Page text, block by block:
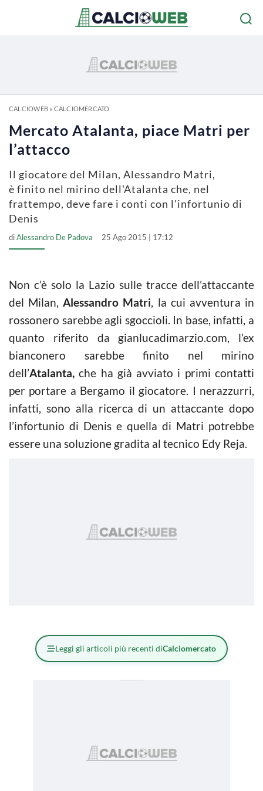
CALCIOWEB» CALCIOMERCATO
Mercato Atalanta, piace Matri per
l’attacco
Il giocatore del Milan, Alessandro Matri,
è finito nel mirino dell'Atalanta che, nel
frattempo, deve fare i conti con l'infortunio di
Denis
diAlessandro De Padova 25 Ago 2015 | 17:12
Non c’è solo la Lazio sulle tracce dell’attaccante
del Milan,Alessandro Matri, la cui avventura in
rossonero sarebbe agli sgoccioli. In base, infatti, a
quanto riferito da gianlucadimarzio.com, l’ex
bianconero sarebbe finito nel mirino
dell’Atalanta,che ha già avviato i primi contatti
per portare a Bergamo il giocatore. I nerazzurri,
infatti, sono alla ricerca di un attaccante dopo
l’infortunio di Denis e quella di Matri potrebbe
essere una soluzione gradita al tecnico Edy Reja.
Leggi gli articoli più recenti diCalciomercato